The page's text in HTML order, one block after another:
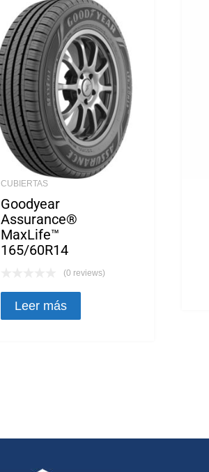
CUBIERTAS
Goodyear
Assurance®
MaxLife™
165/60R14
(0 reviews)
Leer más